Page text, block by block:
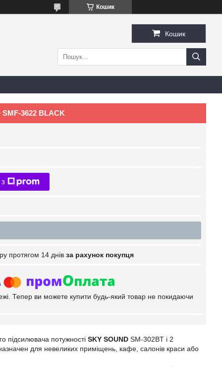
Кошик
Кошик
3622 BLACK
протягом 14 днів за рахунок покупця
Тепер ви можете купити будь-який товар не покидаючи
підсилювача потужності SKY SOUND SM-302BT і 2
для невеликих приміщень, кафе, салонів краси або